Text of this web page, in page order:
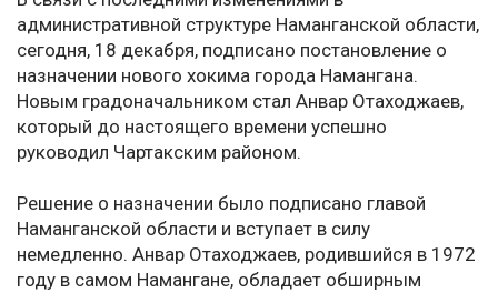
административной структуре Наманганской области,
сегодня, 18 декабря, подписано постановление о
назначении нового хокима города Намангана.
Новым градоначальником стал Анвар Отаходжаев,
который до настоящего времени успешно
руководил Чартакским районом.
Решение о назначении было подписано главой
Наманганской области и вступает в силу
немедленно. Анвар Отаходжаев, родившийся в 1972
году в самом Намангане, обладает обширным